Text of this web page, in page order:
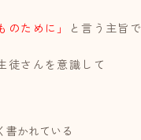
のために」 と言う主旨で
徒さんを意識して
書かれている